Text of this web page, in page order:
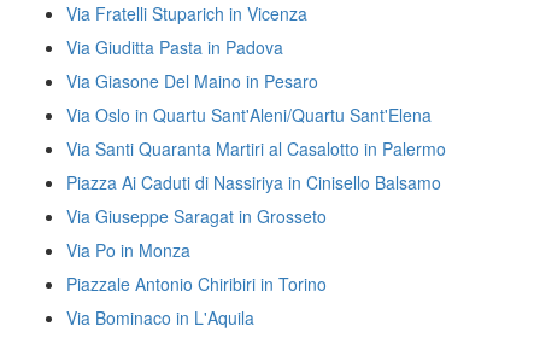
Via Fratelli Stuparich in Vicenza
Via Giuditta Pasta in Padova
Via Giasone Del Maino in Pesaro
Via Oslo in Quartu Sant'Aleni/Quartu Sant'Elena
Via Santi Quaranta Martiri al Casalotto in Palermo
Piazza Ai Caduti di Nassiriya in Cinisello Balsamo
Via Giuseppe Saragat in Grosseto
Via Po in Monza
Piazzale Antonio Chiribiri in Torino
Via Bominaco in L'Aquila